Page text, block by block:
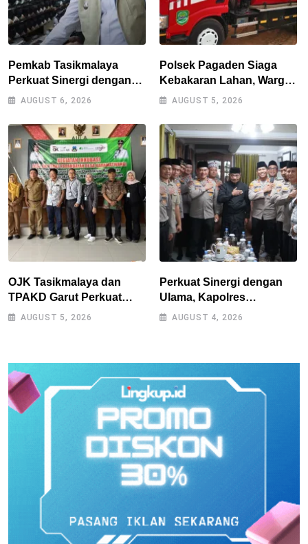
Pemkab Tasikmalaya
Perkuat Sinergi dengan
Industri Lokal, Wabup
Zeintin
AUGUST 6, 2026
Polsek Pagaden Siaga
Kebakaran Lahan, Warga
Diimbau Tak Bakar
AUGUST 5, 2026
OJK Tasikmalaya dan
TPAKD Garut Perkuat
UMKM melalui Program
AUGUST 5, 2026
Perkuat Sinergi dengan
Ulama, Kapolres
Tasikmalaya Safari
AUGUST 4, 2026